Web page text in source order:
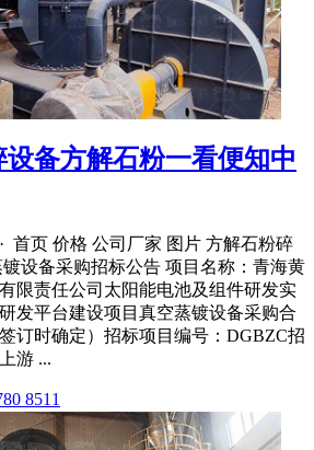
备方解石粉一看便知中
首页 价格 公司厂家 图片 方解石粉碎
设备采购招标公告 项目名称：青海黄
限责任公司太阳能电池及组件研发实
发平台建设项目真空蒸镀设备采购合
订时确定）招标项目编号：DGBZC招
游 ...
8511